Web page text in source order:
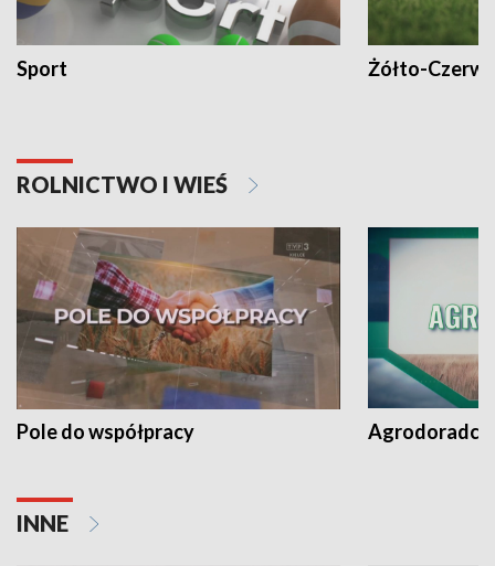
Sport Żółto-
ROLNICTWO I WIEŚ
Pole do współpracy Agrodoradcy
INNE